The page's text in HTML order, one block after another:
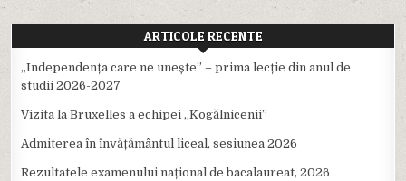
ARTICOLE RECENTE
,,Independența care ne unește” – prima lecție din anul de
studii 2026-2027
Vizita la Bruxelles a echipei ,,Kogălnicenii”
Admiterea în învățământul liceal, sesiunea 2026
Rezultatele examenului național de bacalaureat, 2026